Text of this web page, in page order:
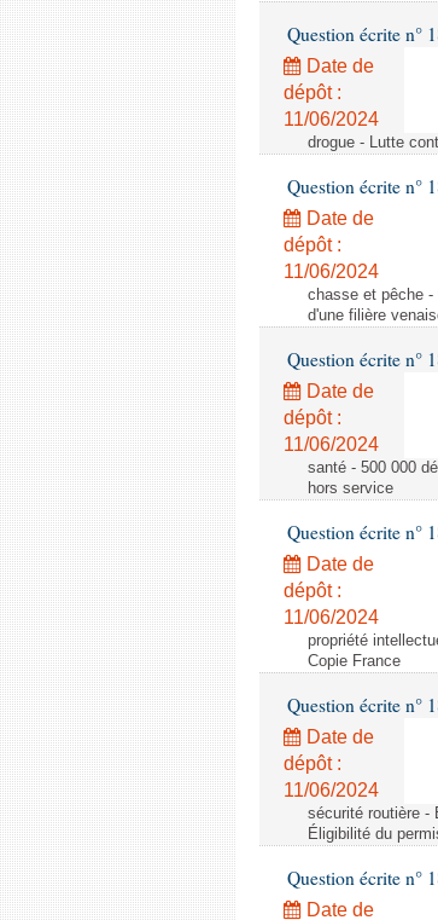
Question écrite n°
Date de
dépôt :
11/06/2024
drogue - Lutte
Question écrite n°
Date de
dépôt :
11/06/2024
chasse et pêche -
d'une filière
Question écrite n°
Date de
dépôt :
11/06/2024
santé - 500 000
hors service
Question écrite n°
Date de
dépôt :
11/06/2024
propriété
Copie France
Question écrite n°
Date de
dépôt :
11/06/2024
sécurité routière -
Éligibilité du
Question écrite n°
Date de